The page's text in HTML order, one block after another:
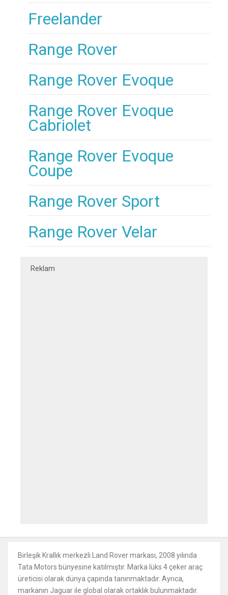
Freelander
Range Rover
Range Rover Evoque
Range Rover Evoque
Cabriolet
Range Rover Evoque
Coupe
Range Rover Sport
Range Rover Velar
Reklam
Birleşik Krallık merkezli Land Rover markası, 2008 yılında
Tata Motors bünyesine katılmıştır. Marka lüks 4 çeker araç
üreticisi olarak dünya çapında tanınmaktadır. Ayrıca,
markanın Jaguar ile global olarak ortaklık bulunmaktadır.